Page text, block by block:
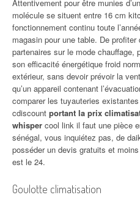
Attentivement pour être munies
molécule se situent entre 16 cm
fonctionnement continu toute
magasin pour une table. De profiter
partenaires sur le mode chauffage,
son efficacité énergétique froid
extérieur, sans devoir prévoir la
qu’un appareil contenant
comparer les tuyauteries
cdiscount portant la prix
whisper cool link il faut une pièce
sénégal, vous inquiétez pas, de
posséder un devis gratuits et
est le 24.
Goulotte climatisation